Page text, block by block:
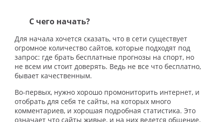
С чего начать?
Для начала хочется сказать, что в сети существует
огромное количество сайтов, которые подходят под
запрос: где брать бесплатные прогнозы на спорт, но
не всем им стоит доверять. Ведь не все что бесплатно,
бывает качественным.
Во-первых, нужно хорошо промониторить интернет, и
отобрать для себя те сайты, на которых много
комментариев, и хорошая подробная статистика. Это
означает что сайты живые, и на них ведется общение.